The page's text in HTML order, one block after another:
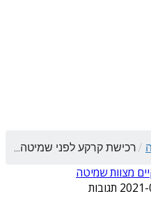
/ רכישת קרקע לפני שמיטה...
-